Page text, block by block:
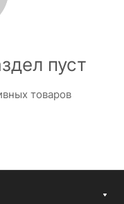
пуст
товаров